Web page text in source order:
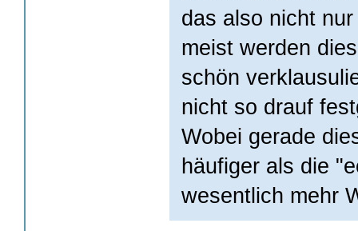
das also nicht
meist werden
schön
nicht so drauf
Wobei gerade
häufiger als die
wesentlich mehr